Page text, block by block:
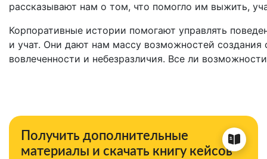
рассказывают нам о том, что помогло им выжить,
Корпоративные истории помогают управлять
и учат. Они дают нам массу возможностей создания
вовлеченности и небезразличия. Все ли
Получить дополнительные
материалы и скачать книгу кейсов